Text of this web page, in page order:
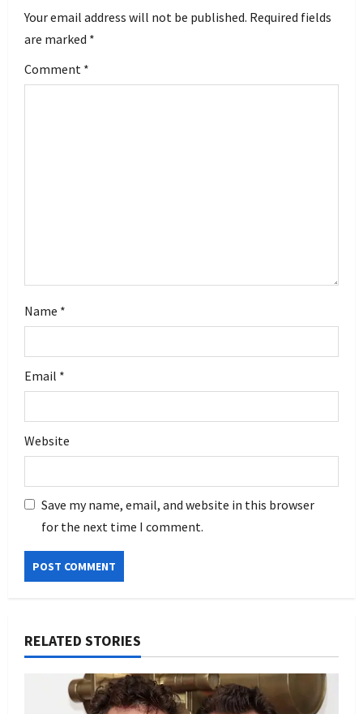
i
g
a
Your email address will not be published. Required fields
are marked *
Comment *
Name *
Email *
Website
Save my name, email, and website in this browser
for the next time I comment.
RELATED STORIES